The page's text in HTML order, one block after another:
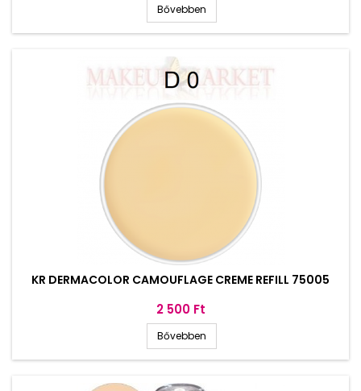
Bővebben
KR DERMACOLOR CAMOUFLAGE CREME REFILL 75005
Ár
2 500 Ft
Bővebben